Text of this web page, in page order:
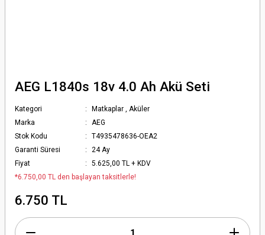
AEG L1840s 18v 4.0 Ah Akü Seti
Kategori Matkaplar ,Aküler
Marka
AEG
Stok Kodu
T4935478636-OEA2
Garanti Süresi
24 Ay
Fiyat
5.625,00 TL + KDV
*6.750,00 TL den başlayan taksitlerle!
6.750 TL